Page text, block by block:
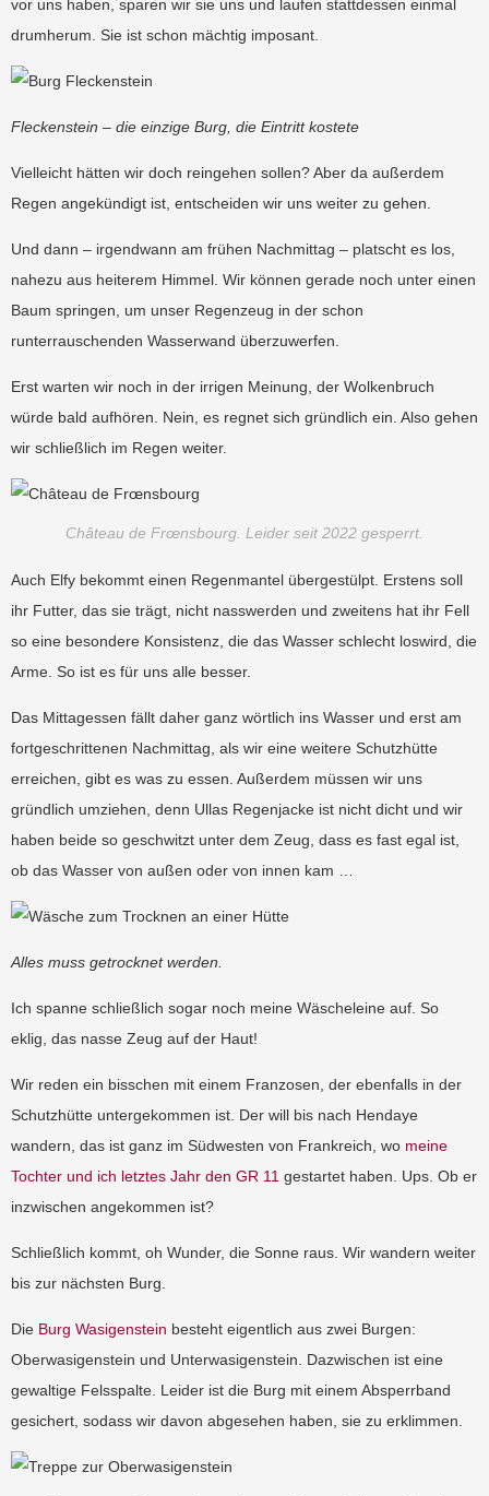
vor uns haben, sparen wir sie uns und laufen stattdessen einmal
drumherum. Sie ist schon mächtig imposant.
Fleckenstein – die einzige Burg, die Eintritt kostete
Vielleicht hätten wir doch reingehen sollen? Aber da außerdem
Regen angekündigt ist, entscheiden wir uns weiter zu gehen.
Und dann – irgendwann am frühen Nachmittag – platscht es los,
nahezu aus heiterem Himmel. Wir können gerade noch unter einen
Baum springen, um unser Regenzeug in der schon
runterrauschenden Wasserwand überzuwerfen.
Erst warten wir noch in der irrigen Meinung, der Wolkenbruch
würde bald aufhören. Nein, es regnet sich gründlich ein. Also gehen
wir schließlich im Regen weiter.
Château de Frœnsbourg. Leider seit 2022 gesperrt.
Auch Elfy bekommt einen Regenmantel übergestülpt. Erstens soll
ihr Futter, das sie trägt, nicht nasswerden und zweitens hat ihr Fell
so eine besondere Konsistenz, die das Wasser schlecht loswird, die
Arme. So ist es für uns alle besser.
Das Mittagessen fällt daher ganz wörtlich ins Wasser und erst am
fortgeschrittenen Nachmittag, als wir eine weitere Schutzhütte
erreichen, gibt es was zu essen. Außerdem müssen wir uns
gründlich umziehen, denn Ullas Regenjacke ist nicht dicht und wir
haben beide so geschwitzt unter dem Zeug, dass es fast egal ist,
ob das Wasser von außen oder von innen kam …
Alles muss getrocknet werden.
Ich spanne schließlich sogar noch meine Wäscheleine auf. So
eklig, das nasse Zeug auf der Haut!
Wir reden ein bisschen mit einem Franzosen, der ebenfalls in der
Schutzhütte untergekommen ist. Der will bis nach Hendaye
wandern, das ist ganz im Südwesten von Frankreich, wo meine
Tochter und ich letztes Jahr den GR 11 gestartet haben. Ups. Ob er
inzwischen angekommen ist?
Schließlich kommt, oh Wunder, die Sonne raus. Wir wandern weiter
bis zur nächsten Burg.
Die Burg Wasigenstein besteht eigentlich aus zwei Burgen:
Oberwasigenstein und Unterwasigenstein. Dazwischen ist eine
gewaltige Felsspalte. Leider ist die Burg mit einem Absperrband
gesichert, sodass wir davon abgesehen haben, sie zu erklimmen.